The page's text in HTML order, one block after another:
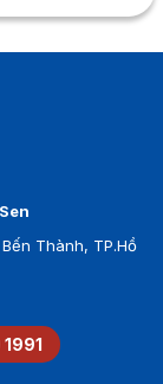
Thành, TP.Hồ